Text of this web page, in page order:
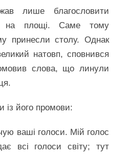
лише благословити
на площі. Саме тому
принесли столу. Однак
натовп, сповнився
слова, що линули
із його промови:
ваші голоси. Мій голос
всі голоси світу; тут